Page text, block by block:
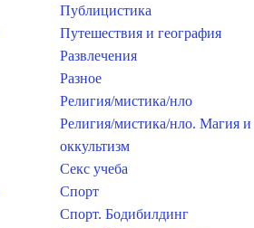
Публицистика
Путешествия и география
Развлечения
Разное
Религия/мистика/нло
Религия/мистика/нло. Магия и
оккультизм
Секс учеба
Спорт
Спорт. Бодибилдинг